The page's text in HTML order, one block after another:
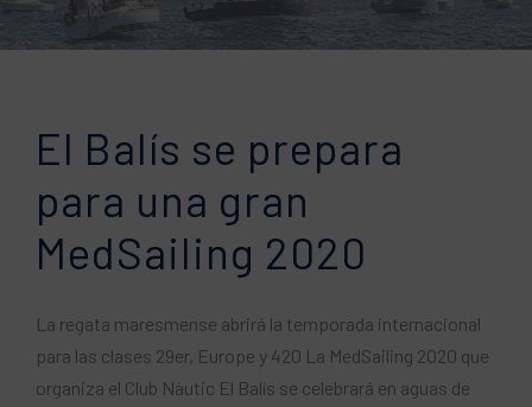
El Balís se prepara
para una gran
MedSailing 2020
La regata maresmense abrirá la temporada internacional
para las clases 29er, Europe y 420 La MedSailing 2020 que
organiza el Club Nàutic El Balís se celebrará en aguas de